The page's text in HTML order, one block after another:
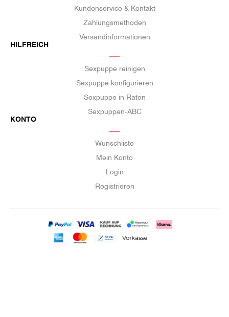
Kundenservice & Kontakt
Zahlungsmethoden
Versandinformationen
HILFREICH
Sexpuppe reinigen
Sexpuppe konfigurieren
Sexpuppe in Raten
Sexpuppen-ABC
KONTO
Wunschliste
Mein Konto
Login
Registrieren